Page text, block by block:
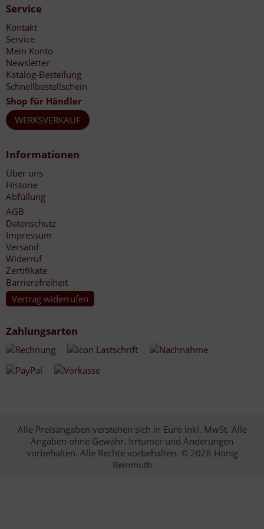
Service
Kontakt
Service
Mein Konto
Newsletter
Katalog-Bestellung
Schnellbestellschein
Shop für Händler
WERKSVERKAUF
Informationen
Über uns
Historie
Abfüllung
AGB
Datenschutz
Impressum
Versand
Widerruf
Zertifikate
Barrierefreiheit
Vertrag widerrufen
Zahlungsarten
Alle Preisangaben verstehen sich in Euro inkl. MwSt. Alle
Angaben ohne Gewähr. Irrtümer und Änderungen
vorbehalten. Alle Rechte vorbehalten. © 2026 Honig
Reinmuth